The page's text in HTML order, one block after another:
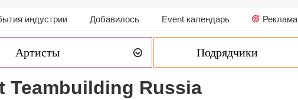
индустрии Добавилось Event календарь Реклама
Артисты Подрядчики
Teambuilding Russia